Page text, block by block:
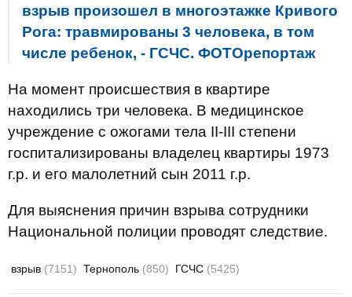
взрыв произошел в многоэтажке Кривого
Рога: травмированы 3 человека, в том
числе ребенок, - ГСЧС. ФОТОрепортаж
На момент происшествия в квартире
находились три человека. В медицинское
учреждение с ожогами тела II-III степени
госпитализированы владелец квартиры 1973
г.р. и его малолетний сын 2011 г.р.
Для выяснения причин взрыва сотрудники
Национальной полиции проводят следствие.
взрыв (7151) Тернополь (850) ГСЧС (5425)